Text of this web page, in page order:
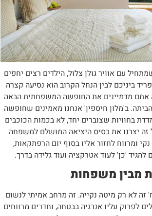
עם אוויר גולן צלול, הילדים רצים יחפים
ביניכם לבין הנחל הקרוב הוא נסיעה קצרה
ככה אתם מדמיינים את החופשה המשפחתית הבאה
ב'מלון חיספין' אנחנו מאמינים שחופשה
בחוויות שצוברים יחד, לא בכמות הכוכבים
זה יצרנו את בסיס היציאה המושלם למשפחה
ומרווח לחזור אליו בסוף יום הרפתקאות,
'כן' לעוד אטרקציה ועוד גלידה בדרך.
מבין משפחות
זה לא רק מיטה נקייה. זה מרחב אמיתי לנשום
לפרוק עליו אנרגיה בבטחה, וחדרים מרווחים